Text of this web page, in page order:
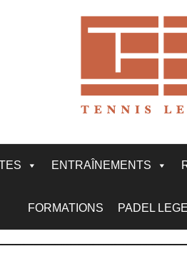
ENTRAÎNEMENTS
FORMATIONS PADEL